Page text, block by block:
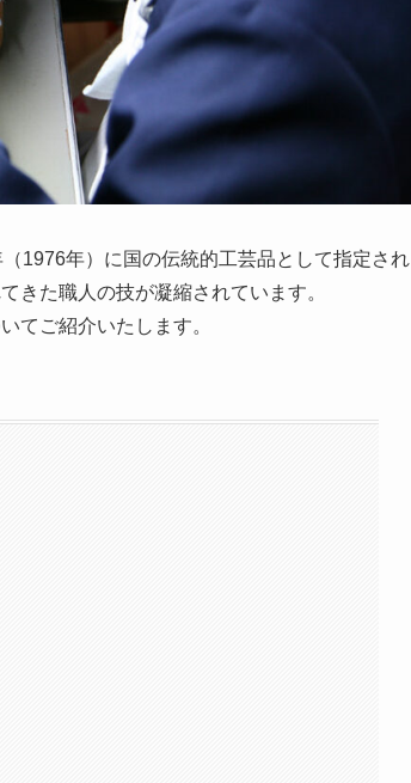
1976年）に国の伝統的工芸品として指定され
きた職人の技が凝縮されています。
てご紹介いたします。